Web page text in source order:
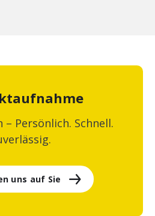
Persönlich. Schnell.
uns auf Sie